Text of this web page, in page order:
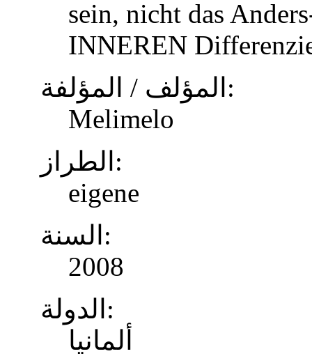
sein, nicht das
INNEREN
المؤلف / المؤلفة:
Melimelo
الطراز:
eigene
السنة:
2008
الدولة:
ألمانيا